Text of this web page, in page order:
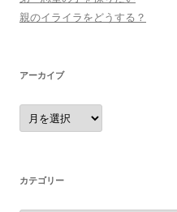
親のイライラをどうする？
アーカイブ
ア
ー
カ
カテゴリー